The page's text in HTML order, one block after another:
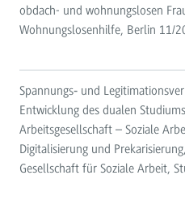
obdach- und wohnungslosen
Wohnungslosenhilfe, Berlin 11/
Spannungs‐ und
Entwicklung des dualen
Arbeitsgesellschaft – Soziale
Digitalisierung und
Gesellschaft für Soziale Arbeit,